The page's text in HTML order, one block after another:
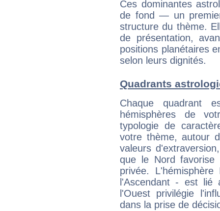
Ces dominantes
de fond — un
structure du thème.
de présentation,
positions planétaires
selon leurs dignités.
Quadrants
Chaque quadrant
hémisphères de
typologie de
votre thème, autour
valeurs
que le Nord favorise
privée.
l'Ascendant - est
l'Ouest privilégie
dans la prise de